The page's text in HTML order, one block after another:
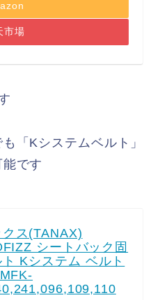
市場
「Kシステムベルト」
です
クス(TANAX)
シートバック固
Kシステム ベルト